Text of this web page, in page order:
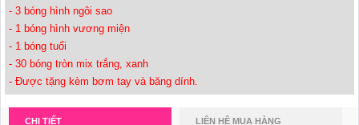
- 3 bóng hình ngôi sao
- 1 bóng hình vương miện
- 1 bóng tuổi
- 30 bóng tròn mix trắng, xanh
- Được tặng kèm bơm tay và băng dính.
CHI TIẾT LIÊN HỆ MUA HÀNG